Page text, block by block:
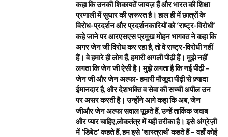
कहा कि उनकी शिकायतें जायज़ हैं और भारत की शिक्षा
प्रणाली में सुधार की ज़रूरत है। हाल ही में छात्रों के
विरोध-प्रदर्शन और प्रदर्शनकारियों को ‘राष्ट्र-विरोधी’
कहे जाने पर आरएसएस प्रमुख मोहन भागवत ने कहा कि
अगर जेन जी विरोध कर रहा है, तो वे राष्ट्र-विरोधी नहीं
हैं। वे हमारे ही लोग हैं, हमारी अगली पीढ़ी हैं। मुझे नहीं
लगता कि जेन जी ऐसी है। मुझे लगता है कि नई पीढ़ी –
जेन जी और जेन अल्फा- हमारी मौजूदा पीढ़ी से ज़्यादा
ईमानदार है, और देशभक्ति व सेवा की सच्ची अपील उन
पर असर करती है। उन्होंने आगे कहा कि अब, जेन
जीऔर जेन अल्फा सवाल पूछते हैं, उन्हें तार्किक जवाब
और प्यार चाहिए,लोकतंत्र में यही तरीका है। इसे अंग्रेज़ी
में ‘डिबेट’ कहते हैं, हम इसे ‘शास्त्रार्थ’ कहते हैं – वहाँ कोई